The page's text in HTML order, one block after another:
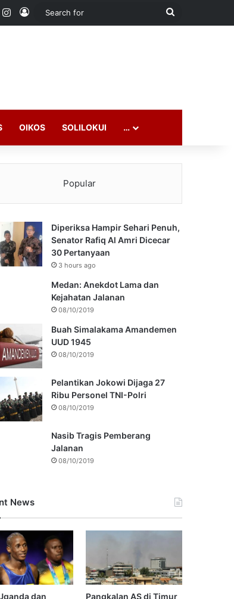
Instagram
Log In
Search
OIKOS SOLILOKUI …
Popular
Diperiksa Hampir Sehari Penuh,
Senator Rafiq Al Amri Dicecar
30 Pertanyaan
3 hours ago
Medan: Anekdot Lama dan
Kejahatan Jalanan
08/10/2019
Buah Simalakama Amandemen
UUD 1945
08/10/2019
Pelantikan Jokowi Dijaga 27
Ribu Personel TNI-Polri
08/10/2019
Nasib Tragis Pemberang
Jalanan
08/10/2019
News
dan
Pangkalan AS di Timur